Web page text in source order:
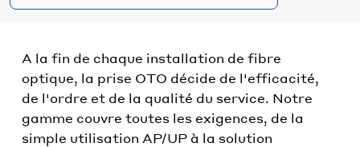
A la fin de chaque installation de fibre
optique, la prise OTO décide de l'efficacité,
de l'ordre et de la qualité du service. Notre
gamme couvre toutes les exigences, de la
simple utilisation AP/UP à la solution